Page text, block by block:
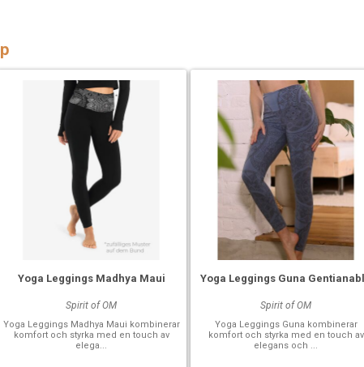
Yoga Leggings Madhya Maui
Spirit of OM
Yoga Leggings Madhya Maui kombinerar
komfort och styrka med en touch av
elega...
Yoga Leggings Guna
Spirit of OM
Yoga Leggings Guna kombinerar
komfort och styrka med en touch av
elegans och ...